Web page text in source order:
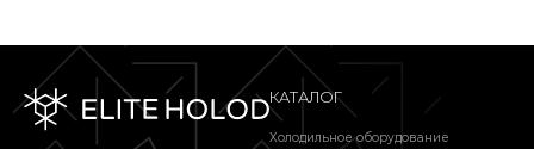
КАТАЛОГ
Холодильное оборудование